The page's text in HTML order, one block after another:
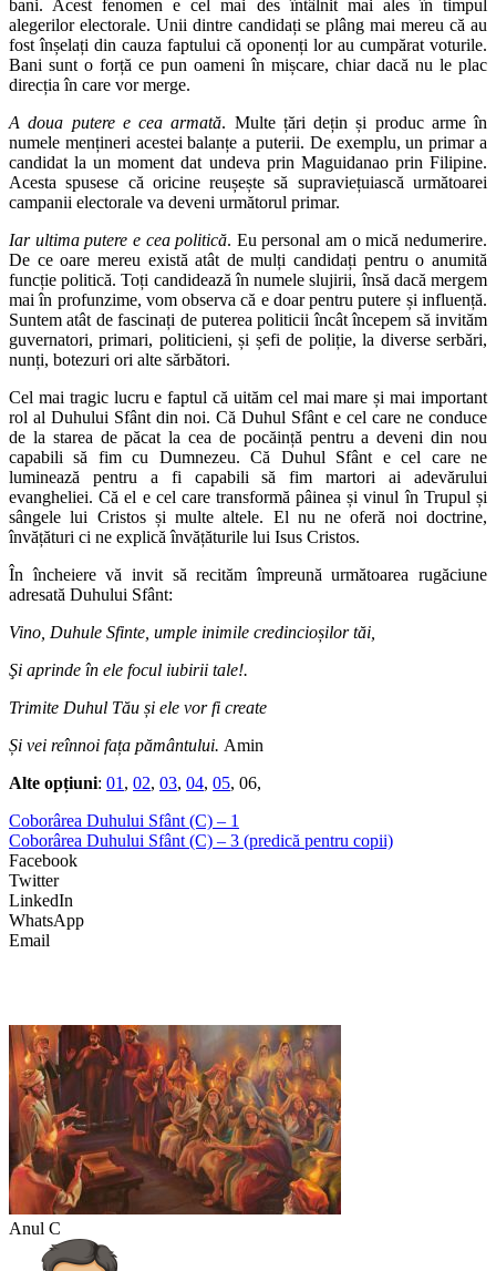
bani. Acest fenomen e cel mai des întâlnit mai ales în timpul
alegerilor electorale. Unii dintre candidați se plâng mai mereu că au
fost înșelați din cauza faptului că oponenți lor au cumpărat voturile.
Bani sunt o forță ce pun oameni în mișcare, chiar dacă nu le plac
direcția în care vor merge.
A doua putere e cea armată. Multe țări dețin și produc arme în
numele mențineri acestei balanțe a puterii. De exemplu, un primar a
candidat la un moment dat undeva prin Maguidanao prin Filipine.
Acesta spusese că oricine reușește să supraviețuiască următoarei
campanii electorale va deveni următorul primar.
Iar ultima putere e cea politică. Eu personal am o mică nedumerire.
De ce oare mereu există atât de mulți candidați pentru o anumită
funcție politică. Toți candidează în numele slujirii, însă dacă mergem
mai în profunzime, vom observa că e doar pentru putere și influență.
Suntem atât de fascinați de puterea politicii încât începem să invităm
guvernatori, primari, politicieni, și șefi de poliție, la diverse serbări,
nunți, botezuri ori alte sărbători.
Cel mai tragic lucru e faptul că uităm cel mai mare și mai important
rol al Duhului Sfânt din noi. Că Duhul Sfânt e cel care ne conduce
de la starea de păcat la cea de pocăință pentru a deveni din nou
capabili să fim cu Dumnezeu. Că Duhul Sfânt e cel care ne
luminează pentru a fi capabili să fim martori ai adevărului
evangheliei. Că el e cel care transformă pâinea și vinul în Trupul și
sângele lui Cristos și multe altele. El nu ne oferă noi doctrine,
învățături ci ne explică învățăturile lui Isus Cristos.
În încheiere vă invit să recităm împreună următoarea rugăciune
adresată Duhului Sfânt:
Vino, Duhule Sfinte, umple inimile credincioșilor tăi,
Şi aprinde în ele focul iubirii tale!.
Trimite Duhul Tău și ele vor fi create
Și vei reînnoi fața pământului. Amin
Alte opțiuni: 01 , 02, 03, 04, 05, 06,
Coborârea Duhului Sfânt (C) – 1
Coborârea Duhului Sfânt (C) – 3 (predică pentru copii)
Facebook
Twitter
LinkedIn
WhatsApp
Email
Anul C